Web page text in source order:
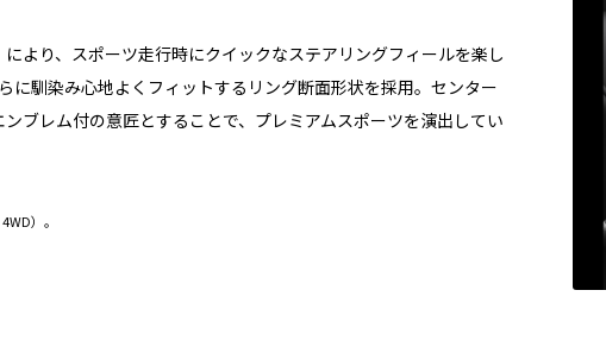
より、スポーツ走行時にクイックなステアリングフィールを楽し
に馴染み心地よくフィットするリング断面形状を採用。センター
ンブレム付の意匠とすることで、プレミアムスポーツを演出してい
）。